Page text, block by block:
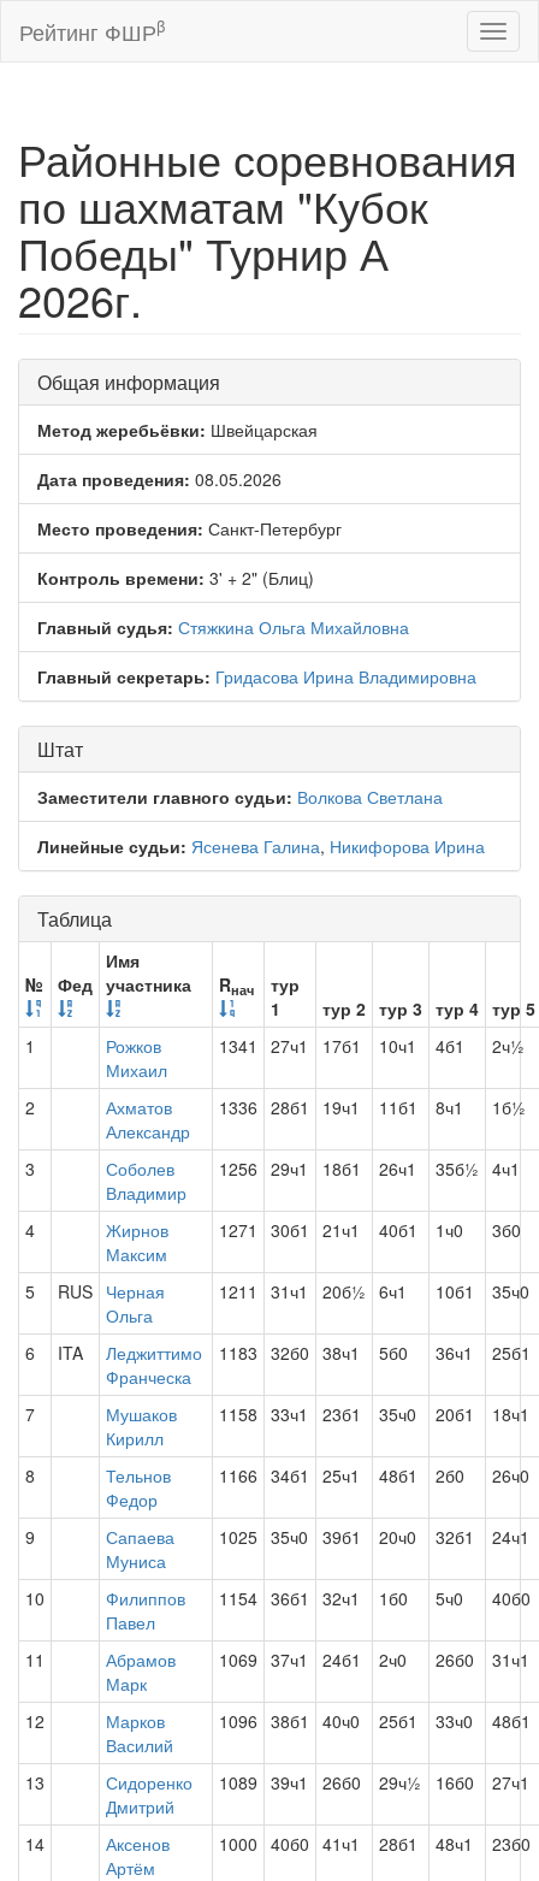
Рейтинг ФШРβ
Районные соревнования
по шахматам "Кубок
Победы" Турнир А
2026г.
Общая информация
Метод жеребьёвки: Швейцарская
Дата проведения: 08.05.2026
Место проведения: Санкт-Петербург
Контроль времени: 3' + 2" (Блиц)
Главный судья: Стяжкина Ольга Михайловна
Главный секретарь: Гридасова Ирина Владимировна
Штат
Заместители главного судьи: Волкова Светлана
Линейные судьи: Ясенева Галина, Никифорова Ирина
Таблица
№ Фед
Имя
участника
Rнач
тур
1
тур 2 тур 3 тур 4 тур 5
1
Рожков
Михаил
1341 27ч1 17б1 10ч1 4б1 2ч½
2
Ахматов
Александр
1336 28б1 19ч1 11б1 8ч1 1б½
3
Соболев
Владимир
1256 29ч1 18б1 26ч1 35б½ 4ч1
4
Жирнов
Максим
1271 30б1 21ч1 40б1 1ч0 3б0
5 RUS Черная
Ольга
1211 31ч1 20б½ 6ч1 10б1 35ч0
6 ITA
Леджиттимо
Франческа
1183 32б0 38ч1 5б0 36ч1 25б1
7
Мушаков
Кирилл
1158 33ч1 23б1 35ч0 20б1 18ч1
8
Тельнов
Федор
1166 34б1 25ч1 48б1 2б0 26ч0
9
Сапаева
Муниса
1025 35ч0 39б1 20ч0 32б1 24ч1
10
Филиппов
Павел
1154 36б1 32ч1 1б0 5ч0 40б0
11
Абрамов
Марк
1069 37ч1 24б1 2ч0 26б0 31ч1
12
Марков
Василий
1096 38б1 40ч0 25б1 33ч0 48б1
13
Сидоренко
Дмитрий
1089 39ч1 26б0 29ч½ 16б0 27ч1
14
Аксенов
Артём
1000 40б0 41ч1 28б1 48ч1 23б0